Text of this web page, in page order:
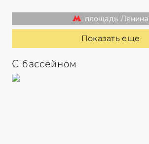
площадь Ленина
Показать еще
С бассейном